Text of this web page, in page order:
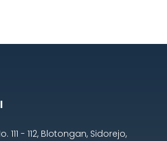
111 - 112, Blotongan, Sidorejo,